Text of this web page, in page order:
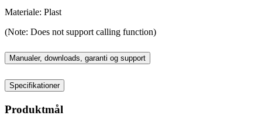
Materiale: Plast
(Note: Does not support calling function)
Manualer, downloads, garanti og support
Specifikationer
Produktmål